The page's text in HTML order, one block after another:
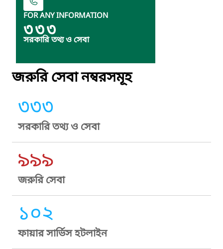
FOR ANY INFORMATION
৩৩৩
সরকারি তথ্য ও সেবা
জরুরি সেবা নম্বরসমূহ
৩৩৩
সরকারি তথ্য ও সেবা
৯৯৯
জরুরি সেবা
১০২
ফায়ার সার্ভিস হটলাইন